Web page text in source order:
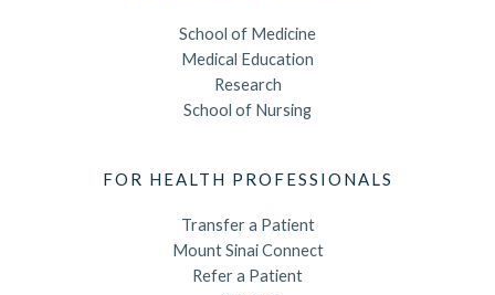
School of Medicine
Medical Education
Research
School of Nursing
FOR HEALTH PROFESSIONALS
Transfer a Patient
Mount Sinai Connect
Refer a Patient